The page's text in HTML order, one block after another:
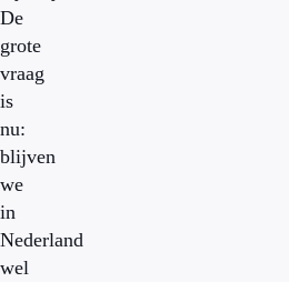
De
grote
vraag
is
nu:
blijven
we
in
Nederland
wel